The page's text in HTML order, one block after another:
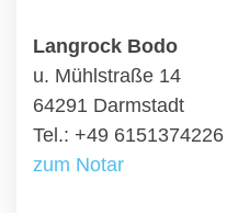
Langrock Bodo
u. Mühlstraße 14
64291 Darmstadt
Tel.: +49 6151374226
zum Notar